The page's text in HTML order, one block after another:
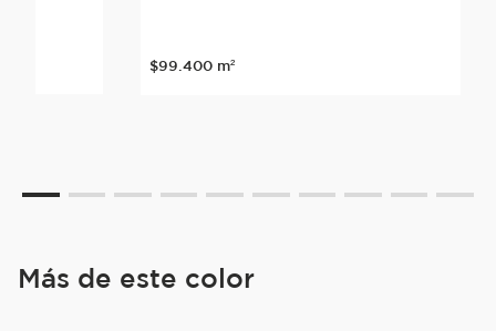
$99.400 m²
Más de este color